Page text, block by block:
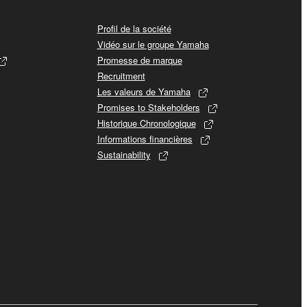
Profil de la société
Vidéo sur le groupe Yamaha
Promesse de marque
Recruitment
Les valeurs de Yamaha
Promises to Stakeholders
Historique Chronologique
Informations financières
Sustainability